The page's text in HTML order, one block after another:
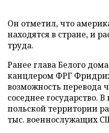
Он отметил, что
находятся в стране, и
труда.
Ранее глава Белого
канцлером ФРГ
возможность перевода
соседнее государство.
польской территории
тыс. военнослужащих